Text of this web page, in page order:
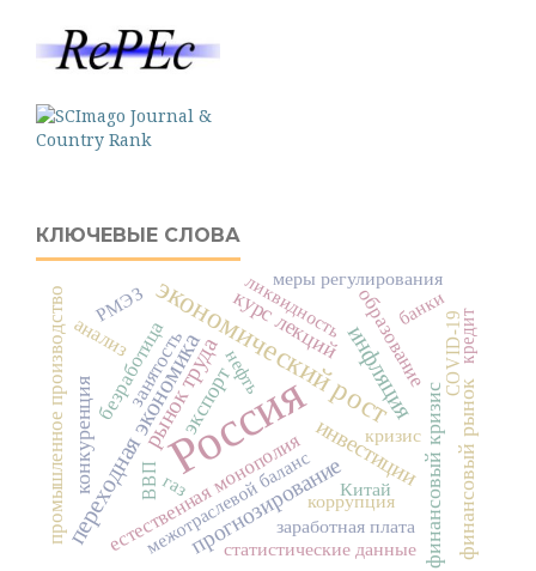
КЛЮЧЕВЫЕ СЛОВА
Россия
экономический рост
переходная экономика инфляция
рынок труда инвестиции
прогнозирование финансовый кризис
курс лекций
финансовый рынок
конкуренция экспорт
образование
промышленное производство занятость
безработица
естественная монополия
анализ
межотраслевой баланс Китай
ликвидность
COVID-19
меры регулирования
газ
статистические данные
кризис
заработная плата
нефть
банки
коррупция
РМЭЗ
ВВП
кредит